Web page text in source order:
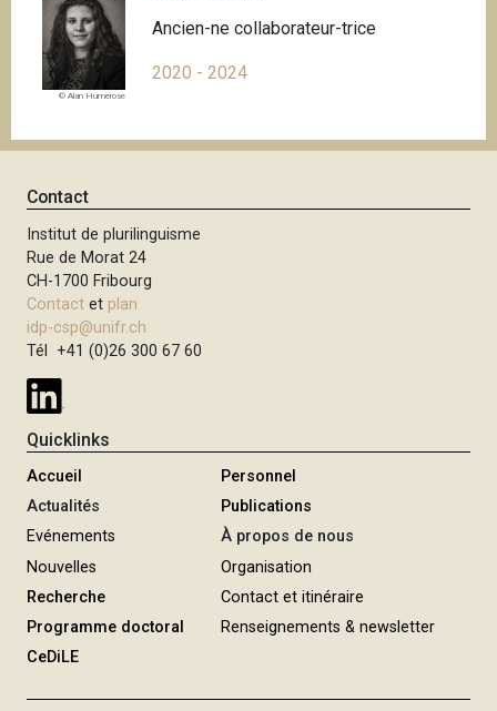
© Alan Humerose
Ancien-ne collaborateur-trice
2020 - 2024
Contact
Institut de plurilinguisme
Rue de Morat 24
CH-1700 Fribourg
Contact et plan
idp-csp@unifr.ch
Tél +41 (0)26 300 67 60
Quicklinks
Accueil
Actualités
Evénements
Nouvelles
Recherche
Programme doctoral
CeDiLE
Personnel
Publications
À propos de nous
Organisation
Contact et itinéraire
Renseignements & newsletter